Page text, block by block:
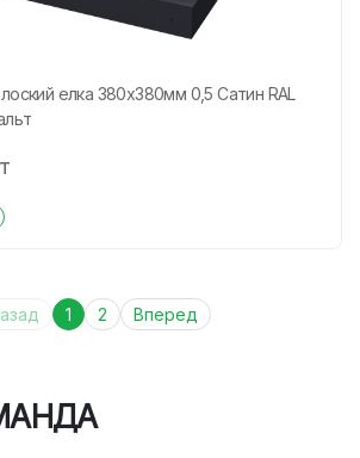
елка 380х380мм 0,5 Сатин RAL
1 2 Вперед